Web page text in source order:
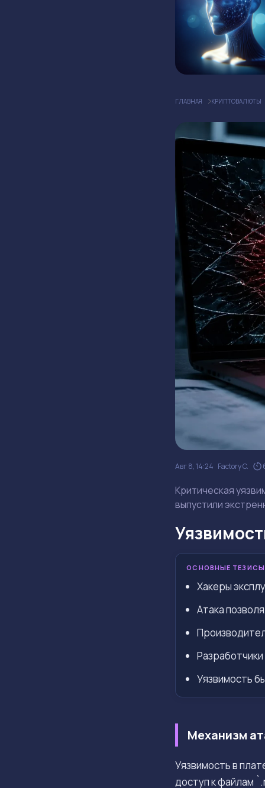
ГЛАВНАЯ КРИПТОВАЛЮТЫ
Авг 8, 14:24 Factory C.
Критическая
выпустили
ОСНОВНЫЕ ТЕЗИСЫ
Хакеры
Атака
Уязвимость
Механизм
Уязвимость в
доступ к файлам